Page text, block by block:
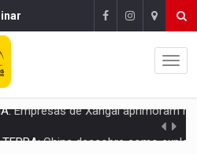
China descobre como explodir asteroide com